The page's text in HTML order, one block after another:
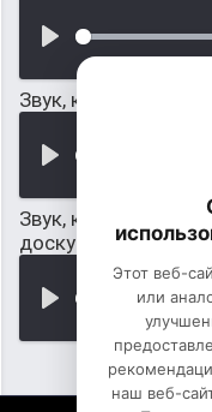
Звук, когда кусок
Звук, когда
доску
Этот веб-
или
наш веб-